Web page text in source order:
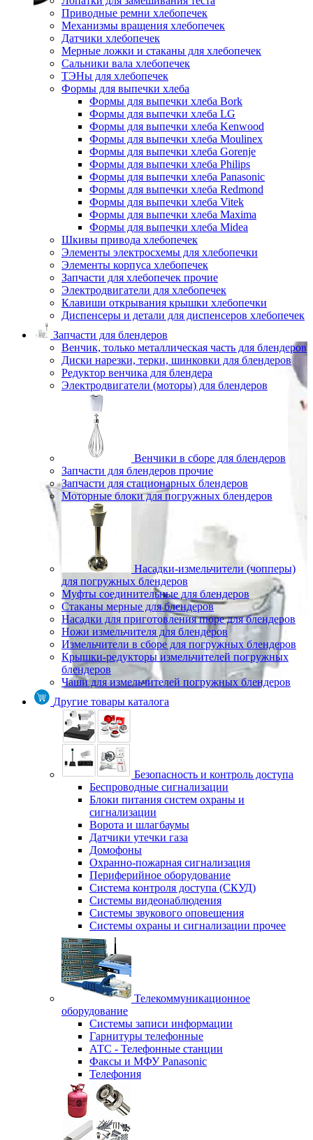
Приводные ремни хлебопечек
Механизмы вращения хлебопечек
Датчики хлебопечек
Мерные ложки и стаканы для хлебопечек
Сальники вала хлебопечек
ТЭНы для хлебопечек
Формы для выпечки хлеба
Формы для выпечки хлеба Bork
Формы для выпечки хлеба LG
Формы для выпечки хлеба Kenwood
Формы для выпечки хлеба Moulinex
Формы для выпечки хлеба Gorenje
Формы для выпечки хлеба Philips
Формы для выпечки хлеба Panasonic
Формы для выпечки хлеба Redmond
Формы для выпечки хлеба Vitek
Формы для выпечки хлеба Maxima
Формы для выпечки хлеба Midea
Шкивы привода хлебопечек
Элементы электросхемы для хлебопечки
Элементы корпуса хлебопечек
Запчасти для хлебопечек прочие
Электродвигатели для хлебопечек
Клавиши открывания крышки хлебопечки
Диспенсеры и детали для диспенсеров хлебопечек
Запчасти для блендеров
Венчик, только металлическая часть для блендеров
Диски нарезки, терки, шинковки для блендеров
Редуктор венчика для блендера
Электродвигатели (моторы) для блендеров
Венчики в сборе для блендеров
Запчасти для блендеров прочие
Запчасти для стационарных блендеров
Моторные блоки для погружных блендеров
Насадки-измельчители (чопперы)
для погружных блендеров
Муфты соединительные для блендеров
Стаканы мерные для блендеров
Насадки для приготовления пюре для блендеров
Ножи измельчителя для блендеров
Измельчители в сборе для погружных блендеров
Крышки-редукторы измельчителей погружных
блендеров
Чаши для измельчителей погружных блендеров
Другие товары каталога
Безопасность и контроль доступа
Беспроводные сигнализации
Блоки питания систем охраны и
сигнализации
Ворота и шлагбаумы
Датчики утечки газа
Домофоны
Охранно-пожарная сигнализация
Периферийное оборудование
Система контроля доступа (СКУД)
Системы видеонаблюдения
Системы звукового оповещения
Системы охраны и сигнализации прочее
Телекоммуникационное
оборудование
Системы записи информации
Гарнитуры телефонные
АТС - Телефонные станции
Факсы и МФУ Panasonic
Телефония